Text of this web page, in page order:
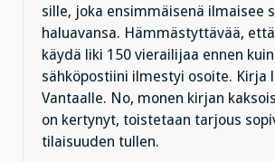
sille, joka ensimmäisenä ilmaisee
haluavansa. Hämmästyttävää,
käydä liki 150 vierailijaa ennen kuin
sähköpostiini ilmestyi osoite. Kirja
Vantaalle. No, monen kirjan
on kertynyt, toistetaan tarjous
tilaisuuden tullen.